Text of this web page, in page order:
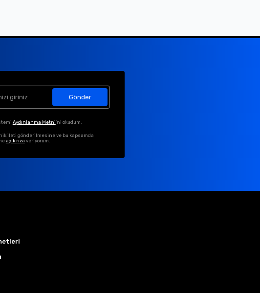
Gönder
Aydınlanma Metni'ni okudum.
ileti gönderilmesine ve bu kapsamda
açık rıza veriyorum.